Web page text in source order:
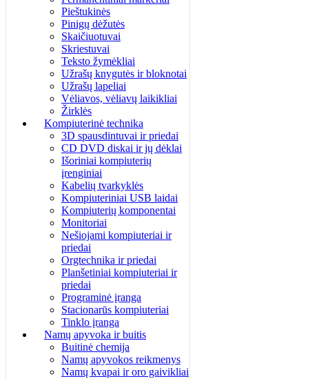
Pieštukinės
Pinigų dėžutės
Skaičiuotuvai
Skriestuvai
Teksto žymėkliai
Užrašų knygutės ir bloknotai
Užrašų lapeliai
Vėliavos, vėliavų laikikliai
Žirklės
Kompiuterinė technika
3D spausdintuvai ir priedai
CD DVD diskai ir jų dėklai
Išoriniai kompiuterių
įrenginiai
Kabelių tvarkyklės
Kompiuteriniai USB laidai
Kompiuterių komponentai
Monitoriai
Nešiojami kompiuteriai ir
priedai
Orgtechnika ir priedai
Planšetiniai kompiuteriai ir
priedai
Programinė įranga
Stacionarūs kompiuteriai
Tinklo įranga
Namų apyvoka ir buitis
Buitinė chemija
Namų apyvokos reikmenys
Namų kvapai ir oro gaivikliai